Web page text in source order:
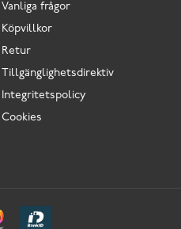
Vanliga frågor
Köpvillkor
Retur
Tillgänglighetsdirektiv
Integritetspolicy
Cookies